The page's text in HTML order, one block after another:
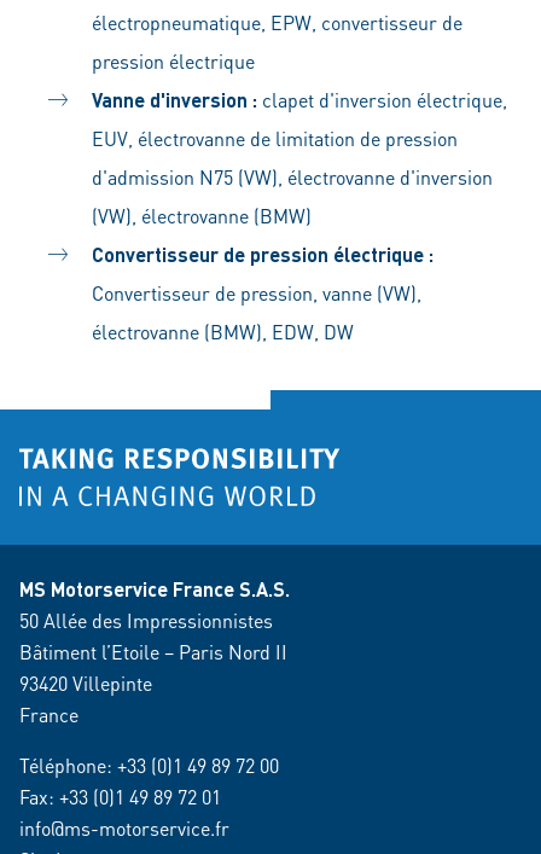
électropneumatique, EPW, convertisseur de
pression électrique
Vanne d'inversion : clapet d'inversion électrique,
EUV, électrovanne de limitation de pression
d'admission N75 (VW), électrovanne d'inversion
(VW), électrovanne (BMW)
Convertisseur de pression électrique :
Convertisseur de pression, vanne (VW),
électrovanne (BMW), EDW, DW
MS Motorservice France S.A.S.
50 Allée des Impressionnistes
Bâtiment l’Etoile – Paris Nord II
93420 Villepinte
France
Téléphone: +33 (0)1 49 89 72 00
Fax: +33 (0)1 49 89 72 01
info@ms-motorservice.fr